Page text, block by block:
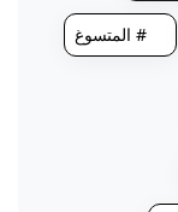
# المتسوغ